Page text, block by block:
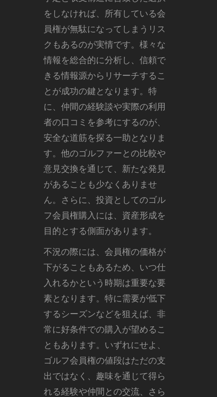
をしなければ、所有している会
員権が無駄になってしまうリス
クもあるのが実情です。様々な
情報を総合的に分析し、信頼で
きる情報源からリサーチするこ
とが成功の鍵となります。特
に、仲間の経験談や実際の利用
者の口コミを参考にするのが、
安全な道筋を探る一助となりま
す。他のゴルファーとの比較や
意見交換を通じて、新たな発見
があることも少なくありませ
ん。さらに、投資としてのゴル
フ会員権購入には、資産形成を
目的とする側面があります。
不況の際には、会員権の価格が
下がることもあるため、いつ仕
入れるかという時期は重要な要
素となります。特に需要が低下
するシーズンなどを狙えば、非
常に好条件での購入が望めるこ
ともあります。いずれにせよ、
ゴルフ会員権の値段はただの支
出ではなく、趣味を通じて得ら
れる経験や仲間との交流、さら